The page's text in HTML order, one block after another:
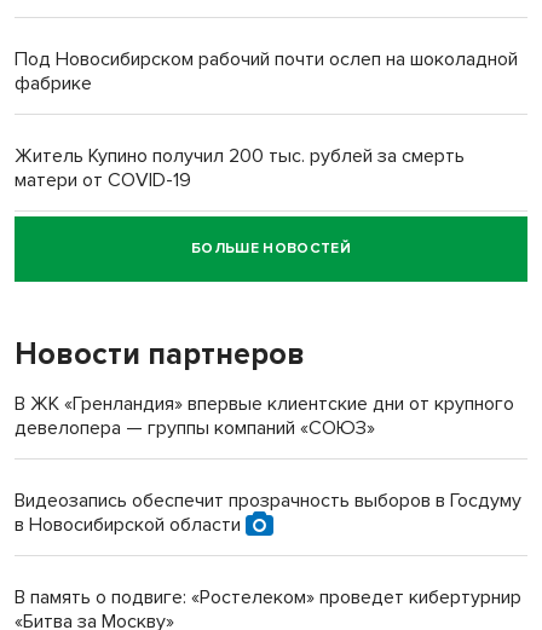
Под Новосибирском рабочий почти ослеп на шоколадной
фабрике
Житель Купино получил 200 тыс. рублей за смерть
матери от COVID-19
Новосибирский суд наказал водителя за смерть
пенсионерки на вокзале
«Мы живём на пастбище!»: в новосибирском селе лошади
терроризируют жителей
Инвалид получил условный срок за избиение врачей
Новосибирский преподаватель с женой вошли в топ-16
БОЛЬШЕ НОВОСТЕЙ
Новости партнеров
В ЖК «Гренландия» впервые клиентские дни от крупного
девелопера — группы компаний «СОЮЗ»
Видеозапись обеспечит прозрачность выборов в Госдуму
в Новосибирской области
В память о подвиге: «Ростелеком» проведет кибертурнир
«Битва за Москву»